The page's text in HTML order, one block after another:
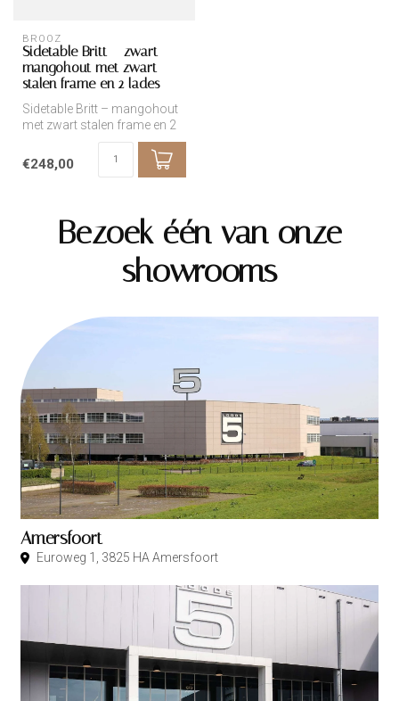
BROOZ
Sidetable Britt – zwart
mangohout met zwart
stalen frame en 2 lades
Sidetable Britt – mangohout
met zwart stalen frame en 2
€248,00
Bezoek één van onze
showrooms
Amersfoort
Euroweg 1, 3825 HA Amersfoort